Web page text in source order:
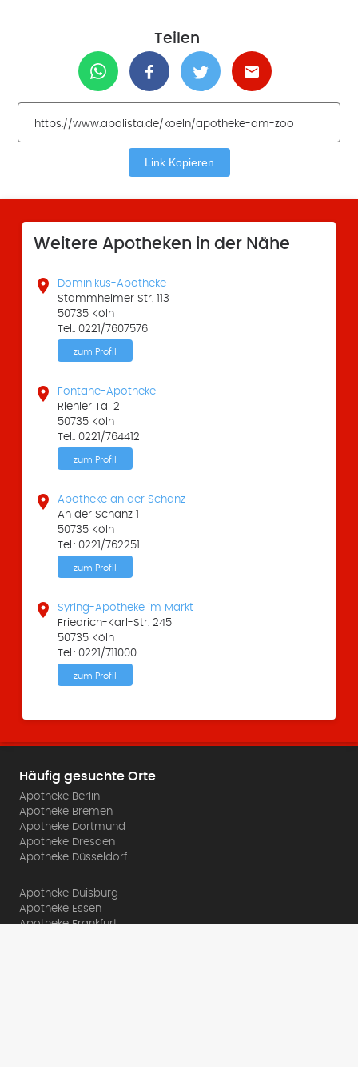
Teilen
Link Kopieren
Weitere Apotheken in der Nähe

Dominikus-Apotheke
Stammheimer Str. 113
50735 Köln
Tel.: 0221/7607576
zum Profil

Fontane-Apotheke
Riehler Tal 2
50735 Köln
Tel.: 0221/764412
zum Profil

Apotheke an der Schanz
An der Schanz 1
50735 Köln
Tel.: 0221/762251
zum Profil

Syring-Apotheke im Markt
Friedrich-Karl-Str. 245
50735 Köln
Tel.: 0221/711000
zum Profil
Häufig gesuchte Orte
Apotheke Berlin
Apotheke Bremen
Apotheke Dortmund
Apotheke Dresden
Apotheke Düsseldorf
Apotheke Duisburg
Apotheke Essen
Apotheke Frankfurt